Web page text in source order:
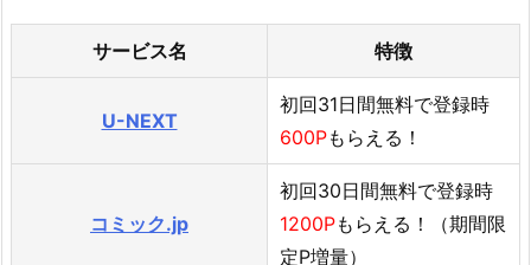
サービス名 特徴
U-NEXT
初回31日間無料で登録時
600Pもらえる！
コミック.jp
初回30日間無料で登録時
1200Pもらえる！（期間限
定P増量）